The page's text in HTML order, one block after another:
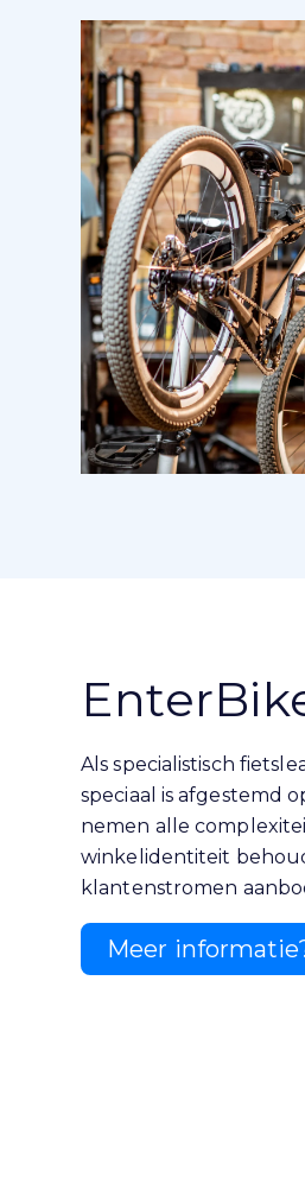
Als specialistisch
speciaal is afgestemd
nemen alle
winkelidentiteit
klantenstromen
Meer